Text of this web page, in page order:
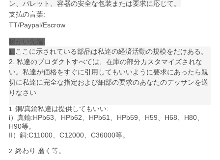
く
だ
さ
い
サ
イ
ト
ン、パレット、容器の安全な包装または要求に応じて。
支払の言葉:
TT/Paypal/Escrow
暖かい先端:
1. ここに示されている部品は私達の経済活動の規模をだけある。
2. 私達のプロダクトすべては、在庫の部分カスタマイズされな
い。私達が価格をすぐに引用してもいいように要求にあったら親
切に私達に完全な指定および細部の要求のあなたのデッサンを送
りなさい
1. 銅/真鍮私達は提供してもいい:
i）真鍮:HPb63、HPb62、HPb61、HPb59、H59、H68、H80、
H90等。
II）銅:C11000、C12000、C36000等。
2. 終わり:磨く等。